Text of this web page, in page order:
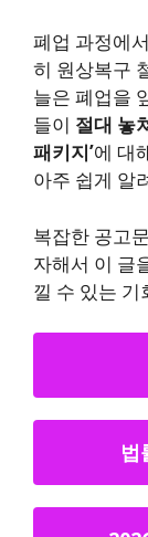
폐업 과정에
히 원상복구
늘은 폐업을
들이 절대 놓
패키지’에 대
아주 쉽게 알
복잡한 공고
자해서 이 글
낄 수 있는 기
법